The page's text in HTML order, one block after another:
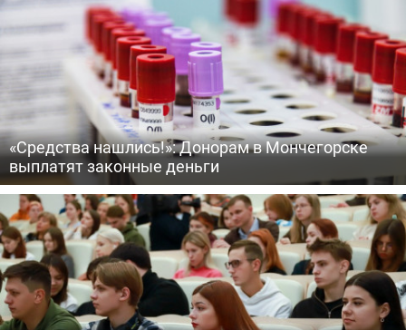
«Средства нашлись!»: Донорам в Мончегорске
выплатят законные деньги